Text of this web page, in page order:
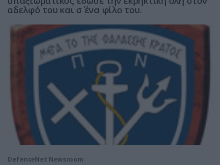
αδελφό του και σ΄ ένα φίλο του.
DefenceNet Newsroom